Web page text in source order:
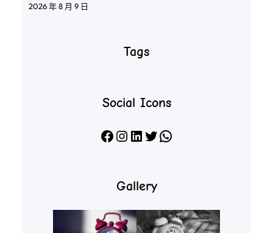
2026 年 8 月 9 日
Tags
Social Icons
Facebook Instagram LinkedIn X WhatsApp
Gallery